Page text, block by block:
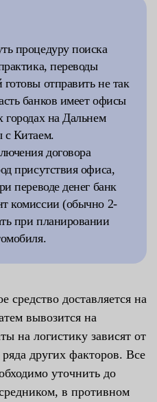
процедуру поиска
переводы
отправить не так
банков имеет офисы
на Дальнем
с Китаем.
договора
присутствия офиса,
переводе денег банк
комиссии (обычно 2-
при планировании
средство доставляется на
вывозится на
на логистику зависят от
других факторов. Все
уточнить до
в противном